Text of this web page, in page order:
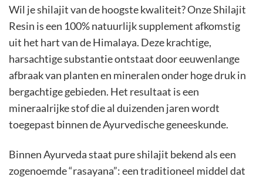
Wil je shilajit van de hoogste kwaliteit? Onze Shilajit
Resin is een 100% natuurlijk supplement afkomstig
uit het hart van de Himalaya. Deze krachtige,
harsachtige substantie ontstaat door eeuwenlange
afbraak van planten en mineralen onder hoge druk in
bergachtige gebieden. Het resultaat is een
mineraalrijke stof die al duizenden jaren wordt
toegepast binnen de Ayurvedische geneeskunde.
Binnen Ayurveda staat pure shilajit bekend als een
zogenoemde “rasayana”: een traditioneel middel dat